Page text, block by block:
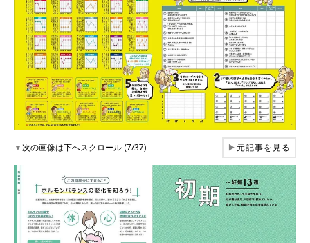
▼次の画像は下へスクロール (7/37) ▶元記事を見る